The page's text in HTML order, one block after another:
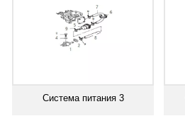
Система питания 3